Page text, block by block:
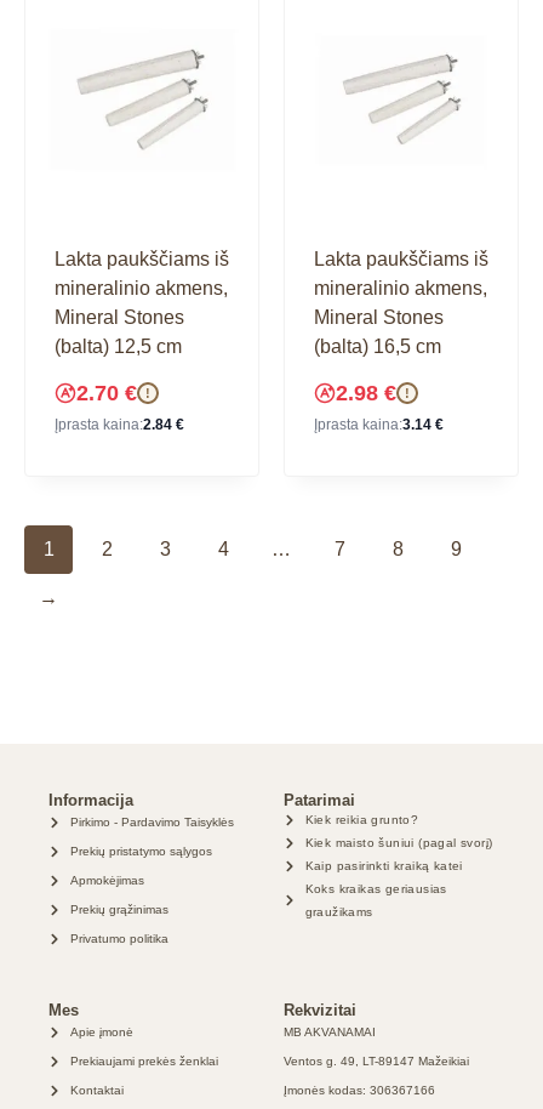
Lakta paukščiams iš
mineralinio akmens,
Mineral Stones
(balta) 12,5 cm
2.70 € !
Įprasta kaina:2.84 €
Lakta paukščiams iš
mineralinio akmens,
Mineral Stones
(balta) 16,5 cm
2.98 € !
Įprasta kaina:3.14 €
1 2 3 4 … 7 8 9
→
Informacija
Pirkimo - Pardavimo Taisyklės
Prekių pristatymo sąlygos
Apmokėjimas
Prekių grąžinimas
Privatumo politika
Patarimai
Kiek reikia grunto?
Kiek maisto šuniui (pagal svorį)
Kaip pasirinkti kraiką katei
Koks kraikas geriausias
graužikams
Mes
Apie įmonė
Prekiaujami prekės ženklai
Kontaktai
Rekvizitai
MB AKVANAMAI
Ventos g. 49, LT-89147 Mažeikiai
Įmonės kodas: 306367166